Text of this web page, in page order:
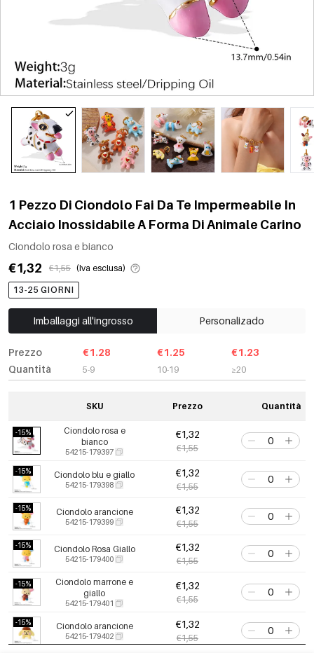
1 Pezzo Di Ciondolo Fai Da Te Impermeabile In
Acciaio Inossidabile A Forma Di Animale Carino
Ciondolo rosa e bianco
€1,32 €1,55 (Iva esclusa)
13-25 GIORNI
Imballaggi all'ingrosso Personalizado
Prezzo
Quantità
€1.28
5-9
€1.25
10-19
€1.23
≥20
SKU Prezzo Quantità
-15%
Ciondolo rosa e
bianco
54215-179397
€1,32
€1,55
-15% Ciondolo blu e giallo
54215-179398
€1,32
€1,55
-15% Ciondolo arancione
54215-179399
€1,32
€1,55
-15% Ciondolo Rosa Giallo
54215-179400
€1,32
€1,55
-15%
Ciondolo marrone e
giallo
54215-179401
€1,32
€1,55
-15% Ciondolo arancione
54215-179402
€1,32
€1,55